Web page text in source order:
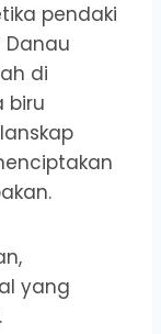
pendaki
di
biru
yang